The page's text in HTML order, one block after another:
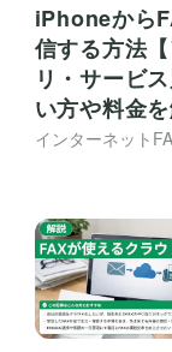
iPhoneから
信する方法
リ・サービ
い方や料金
インターネット